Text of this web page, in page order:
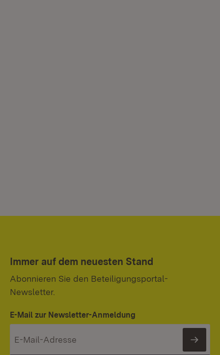
Immer auf dem neuesten Stand
Abonnieren Sie den Beteiligungsportal-
Newsletter.
E-Mail zur Newsletter-Anmeldung